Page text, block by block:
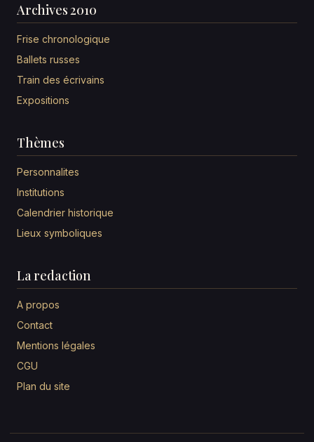
Archives 2010
Frise chronologique
Ballets russes
Train des écrivains
Expositions
Thèmes
Personnalites
Institutions
Calendrier historique
Lieux symboliques
La redaction
A propos
Contact
Mentions légales
CGU
Plan du site